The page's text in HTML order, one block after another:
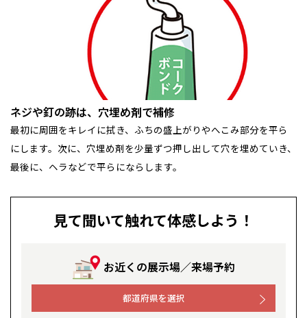
ネジや釘の跡は、穴埋め剤で補修
最初に周囲をキレイに拭き、ふちの盛上がりやへこみ部分を平ら
にします。次に、穴埋め剤を少量ずつ押し出して穴を埋めていき、
最後に、ヘラなどで平らにならします。
見て聞いて触れて体感しよう！
お近くの展示場／来場予約
都道府県を選択